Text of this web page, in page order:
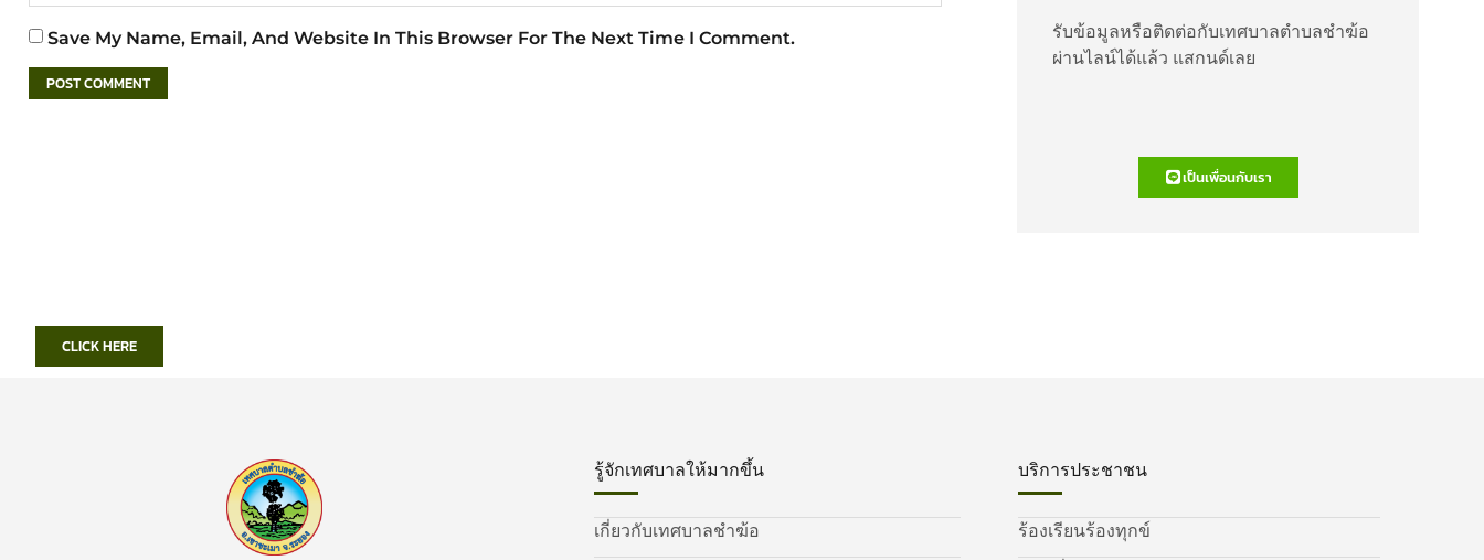
Save My Name, Email, And Website In This Browser For The Next Time I Comment.
รับข้อมูลหรือติดต่อกับเทศบาลตำบลชำฆ้อ
ผ่านไลน์ได้แล้ว แสกนด์เลย
เป็นเพื่อนกับเรา
CLICK HERE
รู้จักเทศบาลให้มากขึ้น
เกี่ยวกับเทศบาลชำฆ้อ
บริการประชาชน
ร้องเรียนร้องทุกข์